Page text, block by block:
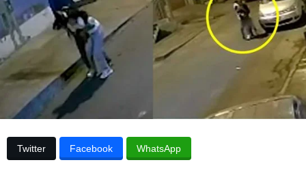
p
u
b
l
c
a
c
e
s
d
l
a
p
u
b
Twitter Facebook WhatsApp